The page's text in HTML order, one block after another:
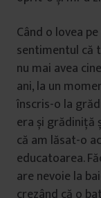
Când o lovea
sentimentul că
nu mai avea
ani, la un
înscris-o la
era și grădiniță
că am lăsat-o
educatoarea.
are nevoie la